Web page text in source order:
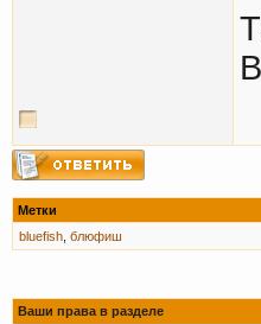
Метки
bluefish блюфиш
Ваши права в разделе